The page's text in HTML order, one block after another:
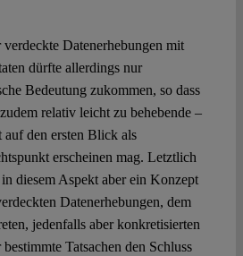
Datenerhebungen mit
dürfte allerdings nur
Bedeutung zukommen, so dass
relativ leicht zu behebende –
den ersten Blick als
erscheinen mag. Letztlich
diesem Aspekt aber ein Konzept
Datenerhebungen, dem
jedenfalls aber konkretisierten
Tatsachen den Schluss